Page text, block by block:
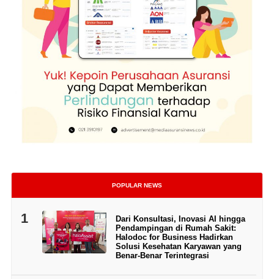
POPULAR NEWS
1
Dari Konsultasi, Inovasi AI hingga
Pendampingan di Rumah Sakit:
Halodoc for Business Hadirkan
Solusi Kesehatan Karyawan yang
Benar-Benar Terintegrasi